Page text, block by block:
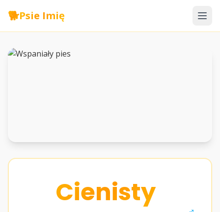
🐕Psie Imię
Cienisty